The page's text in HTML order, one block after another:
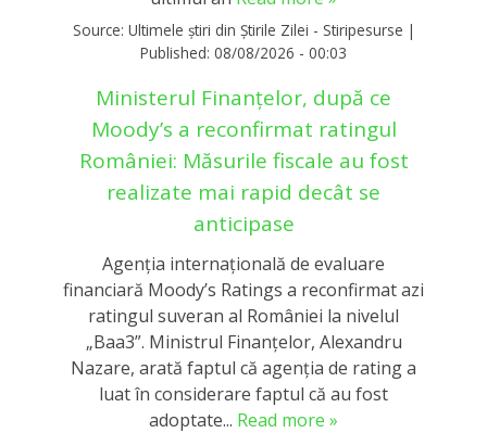
Source: Ultimele știri din Știrile Zilei - Stiripesurse |
Published: 08/08/2026 - 00:03
Ministerul Finanțelor, după ce
Moody’s a reconfirmat ratingul
României: Măsurile fiscale au fost
realizate mai rapid decât se
anticipase
Agenția internațională de evaluare
financiară Moody’s Ratings a reconfirmat azi
ratingul suveran al României la nivelul
„Baa3”. Ministrul Finanțelor, Alexandru
Nazare, arată faptul că agenția de rating a
luat în considerare faptul că au fost
adoptate... Read more »